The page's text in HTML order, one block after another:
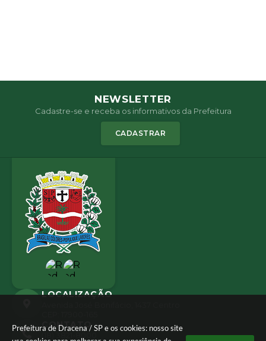
Prefeitura de Dracena / SP e os cookies: nosso site
NEWSLETTER
Cadastre-se e receba os informativos da Prefeitura
CADASTRAR
LOCALIZAÇÃO
CONTATO